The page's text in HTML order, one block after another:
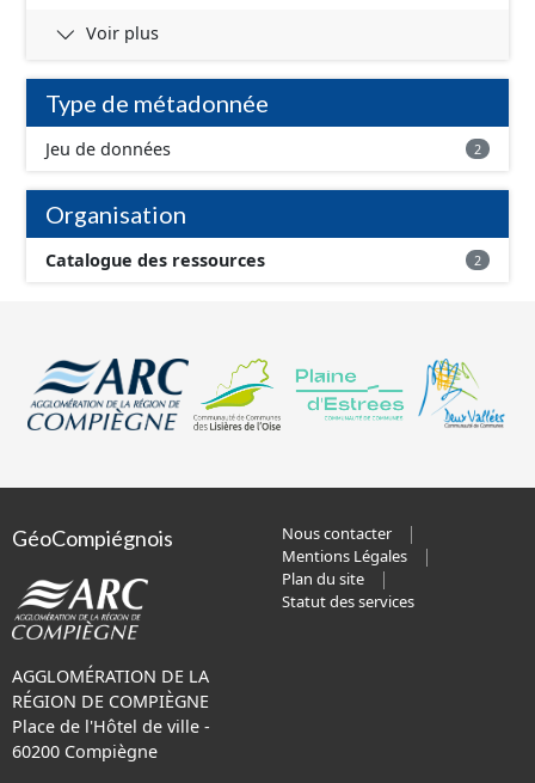
Voir plus
Type de métadonnée
Jeu de données 2
Organisation
Catalogue des ressources 2
GéoCompiégnois
AGGLOMÉRATION DE LA
RÉGION DE COMPIÈGNE
Place de l'Hôtel de ville -
60200 Compiègne
Nous contacter
Mentions Légales
Plan du site
Statut des services